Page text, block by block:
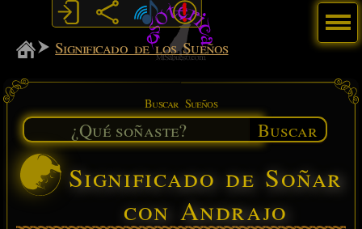
MiSabueso
Significado de los Sueños
Buscar Sueños
Buscar
Significado de Soñar
con Andrajo
Menú